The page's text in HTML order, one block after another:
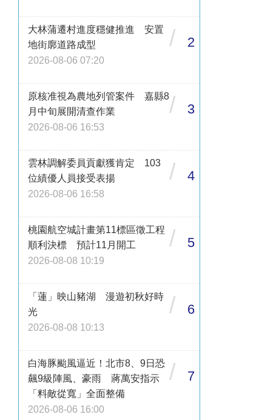
大林蒲遷村進度穩健推進 安置
地街廓道路成型
2026-08-06 07:20
/ 2
原核准視為農地列管案件 嘉縣8
月中旬展開清查作業
2026-08-06 16:53
/ 3
雲林調解委員貢獻獲肯定 103
位績優人員接受表揚
2026-08-06 16:58
/ 4
桃園航空城計畫第11標區徵工程
順利決標 預計11月開工
2026-08-08 10:19
/ 5
「蓮」映山豬湖 漫遊初秋好時
光
2026-08-08 10:13
/ 6
白海豚颱風逼近！北市8、9日恐
飆9級陣風、豪雨 蔣萬安指示
「料敵從寬」全面整備
2026-08-06 16:00
/ 7